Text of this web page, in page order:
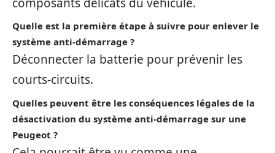
Quelle est la première étape à suivre pour enlever le
système anti-démarrage ?
Déconnecter la batterie pour prévenir les
courts-circuits.
Quelles peuvent être les conséquences légales de la
désactivation du système anti-démarrage sur une
Peugeot ?